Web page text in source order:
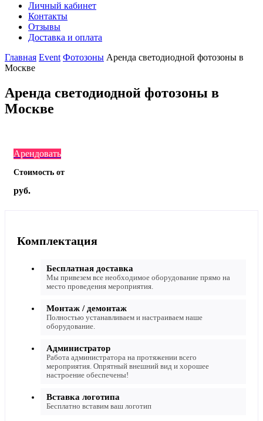
Личный кабинет
Контакты
Отзывы
Доставка и оплата
Главная Event Фотозоны Аренда cветодиодной фотозоны в
Москве
Аренда cветодиодной фотозоны в
Москве
Арендовать
Стоимость от
руб.
Комплектация
Бесплатная доставка
Мы привезем все необходимое оборудование прямо на
место проведения мероприятия.
Монтаж / демонтаж
Полностью устанавливаем и настраиваем наше
оборудование.
Администратор
Работа администратора на протяжении всего
мероприятия. Опрятный внешний вид и хорошее
настроение обеспечены!
Вставка логотипа
Бесплатно вставим ваш логотип